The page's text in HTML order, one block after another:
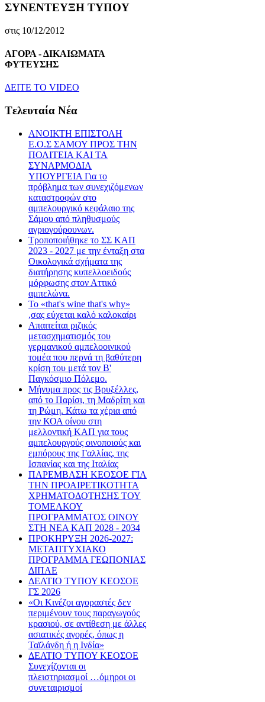
ΣΥΝΕΝΤΕΥΞΗ ΤΥΠΟΥ
στις 10/12/2012
ΑΓΟΡΑ - ΔΙΚΑΙΩΜΑΤΑ
ΦΥΤΕΥΣΗΣ
ΔEITE TO VIDEO
Tελευταία Nέα
ΑΝΟΙΚΤΗ ΕΠΙΣΤΟΛΗ
Ε.Ο.Σ ΣΑΜΟΥ ΠΡΟΣ ΤΗΝ
ΠΟΛΙΤΕΙΑ ΚΑΙ ΤΑ
ΣΥΝΑΡΜΟΔΙΑ
ΥΠΟΥΡΓΕΙΑ Για το
πρόβλημα των συνεχιζόμενων
καταστροφών στο
αμπελουργικό κεφάλαιο της
Σάμου από πληθυσμούς
αγριογούρουνων.
Τροποποιήθηκε το ΣΣ ΚΑΠ
2023 - 2027 με την ένταξη στα
Οικολογικά σχήματα της
διατήρησης κυπελλοειδούς
μόρφωσης στον Αττικό
αμπελώνα.
Το «that's wine that's why»
,σας εύχεται καλό καλοκαίρι
Απαιτείται ριζικός
μετασχηματισμός του
γερμανικού αμπελοοινικού
τομέα που περνά τη βαθύτερη
κρίση του μετά τον Β'
Παγκόσμιο Πόλεμο.
Μήνυμα προς τις Βρυξέλλες,
από το Παρίσι, τη Μαδρίτη και
τη Ρώμη. Κάτω τα χέρια από
την ΚΟΑ οίνου στη
μελλοντική ΚΑΠ για τους
αμπελουργούς οινοποιούς και
εμπόρους της Γαλλίας, της
Ισπανίας και της Ιταλίας
ΠΑΡΕΜΒΑΣΗ ΚΕΟΣΟΕ ΓΙΑ
ΤΗΝ ΠΡΟΑΙΡΕΤΙΚΟΤΗΤΑ
ΧΡΗΜΑΤΟΔΟΤΗΣΗΣ ΤΟΥ
ΤΟΜΕΑΚΟΥ
ΠΡΟΓΡΑΜΜΑΤΟΣ ΟΙΝΟΥ
ΣΤΗ ΝΕΑ ΚΑΠ 2028 - 2034
ΠΡΟΚΗΡΥΞΗ 2026-2027:
ΜΕΤΑΠΤΥΧΙΑΚΟ
ΠΡΟΓΡΑΜΜΑ ΓΕΩΠΟΝΙΑΣ
ΔΙΠΑΕ
ΔΕΛΤΙΟ ΤΥΠΟΥ ΚΕΟΣΟΕ
ΓΣ 2026
«Οι Κινέζοι αγοραστές δεν
περιμένουν τους παραγωγούς
κρασιού, σε αντίθεση με άλλες
ασιατικές αγορές, όπως η
Ταϊλάνδη ή η Ινδία»
ΔΕΛΤΙΟ ΤΥΠΟΥ ΚΕΟΣΟΕ
Συνεχίζονται οι
πλειστηριασμοί …όμηροι οι
συνεταιρισμοί